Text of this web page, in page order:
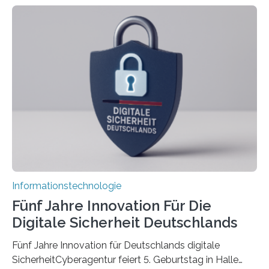
koordiniert wird. Ab dem 1. September werden sich
über einen Zeitraum von vier Jahren insgesamt 15
Promovierende im Rahmen von CAVECORE mit
kognitiven Robotern beschäftigen – also mit Robotern,
die mittels Sensoren ihre Umgebung erfassen,
Informationen verarbeiten und häufig auch mit…
Informationstechnologie
Fünf Jahre Innovation Für Die
Digitale Sicherheit Deutschlands
Fünf Jahre Innovation für Deutschlands digitale
SicherheitCyberagentur feiert 5. Geburtstag in Halle